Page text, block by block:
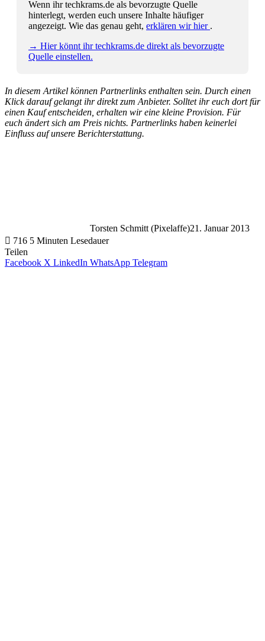
Wenn ihr techkrams.de als bevorzugte Quelle
hinterlegt, werden euch unsere Inhalte häufiger
angezeigt. Wie das genau geht, erklären wir hier .
→ Hier könnt ihr techkrams.de direkt als bevorzugte
Quelle einstellen.
In diesem Artikel können Partnerlinks enthalten sein. Durch einen
Klick darauf gelangt ihr direkt zum Anbieter. Solltet ihr euch dort für
einen Kauf entscheiden, erhalten wir eine kleine Provision. Für
euch ändert sich am Preis nichts. Partnerlinks haben keinerlei
Einfluss auf unsere Berichterstattung.
Torsten Schmitt (Pixelaffe)21. Januar 2013
716 5 Minuten Lesedauer
Teilen
Facebook X LinkedIn WhatsApp Telegram